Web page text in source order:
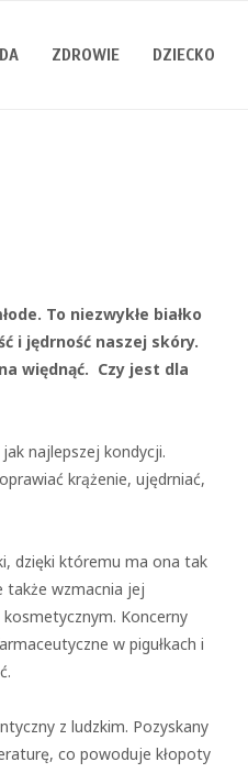
ZDROWIE DZIECKO
To niezwykłe białko
i jędrność naszej skóry.
więdnąć. Czy jest dla
najlepszej kondycji.
krążenie, ujędrniać,
dzięki któremu ma ona tak
także wzmacnia jej
Koncerny
w pigułkach i
z ludzkim. Pozyskany
co powoduje kłopoty